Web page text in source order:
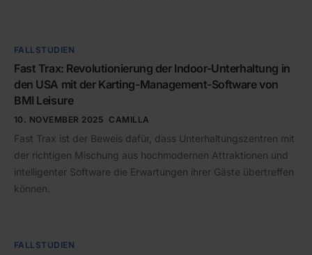
FALLSTUDIEN
Fast Trax: Revolutionierung der Indoor-Unterhaltung in
den USA mit der Karting-Management-Software von
BMI Leisure
10. NOVEMBER 2025 CAMILLA
Fast Trax ist der Beweis dafür, dass Unterhaltungszentren mit
der richtigen Mischung aus hochmodernen Attraktionen und
intelligenter Software die Erwartungen ihrer Gäste übertreffen
können.
FALLSTUDIEN